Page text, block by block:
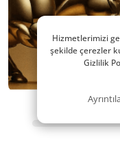
Hizmetlerimizi
şekilde çerezler
Gizlilik